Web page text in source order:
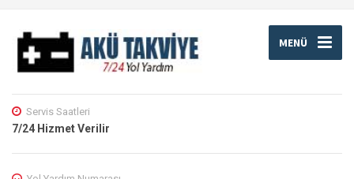
MENÜ
Servis Saatleri
7/24 Hizmet Verilir